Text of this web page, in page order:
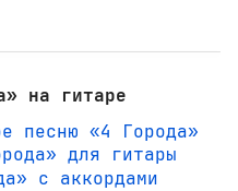
на гитаре
песню «4 Города»
для гитары
с аккордами